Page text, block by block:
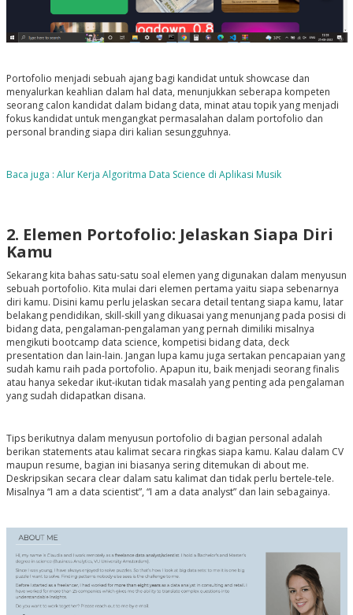
Portofolio menjadi sebuah ajang bagi kandidat untuk showcase dan
menyalurkan keahlian dalam hal data, menunjukkan seberapa kompeten
seorang calon kandidat dalam bidang data, minat atau topik yang menjadi
fokus kandidat untuk mengangkat permasalahan dalam portofolio dan
personal branding siapa diri kalian sesungguhnya.
Baca juga : Alur Kerja Algoritma Data Science di Aplikasi Musik
2. Elemen Portofolio: Jelaskan Siapa Diri
Kamu
Sekarang kita bahas satu-satu soal elemen yang digunakan dalam menyusun
sebuah portofolio. Kita mulai dari elemen pertama yaitu siapa sebenarnya
diri kamu. Disini kamu perlu jelaskan secara detail tentang siapa kamu, latar
belakang pendidikan, skill-skill yang dikuasai yang menunjang pada posisi di
bidang data, pengalaman-pengalaman yang pernah dimiliki misalnya
mengikuti bootcamp data science, kompetisi bidang data, deck
presentation dan lain-lain. Jangan lupa kamu juga sertakan pencapaian yang
sudah kamu raih pada portofolio. Apapun itu, baik menjadi seorang finalis
atau hanya sekedar ikut-ikutan tidak masalah yang penting ada pengalaman
yang sudah didapatkan disana.
Tips berikutnya dalam menyusun portofolio di bagian personal adalah
berikan statements atau kalimat secara ringkas siapa kamu. Kalau dalam CV
maupun resume, bagian ini biasanya sering ditemukan di about me.
Deskripsikan secara clear dalam satu kalimat dan tidak perlu bertele-tele.
Misalnya “I am a data scientist”, “I am a data analyst” dan lain sebagainya.